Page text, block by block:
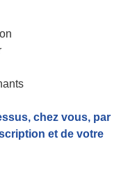
chez vous, par
et de votre